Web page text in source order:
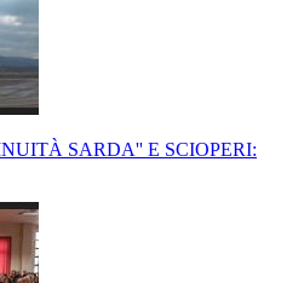
SARDA'' E SCIOPERI: